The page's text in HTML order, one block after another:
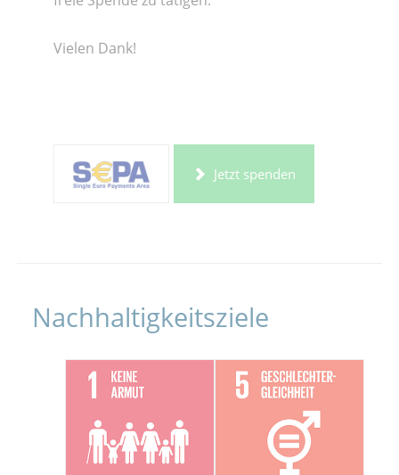
Vielen Dank!
Jetzt spenden
Nachhaltigkeitsziele